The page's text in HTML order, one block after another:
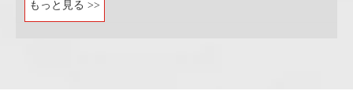
もっと見る >>